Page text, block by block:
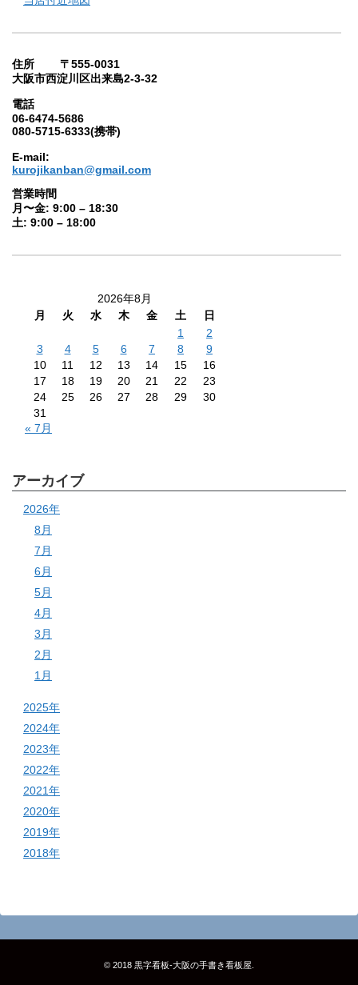
住所 〒555-0031
大阪市西淀川区出来島2-3-32
電話
06-6474-5686
080-5715-6333(携帯)
E-mail:
kurojikanban@gmail.com
営業時間
月〜金: 9:00 – 18:30
土: 9:00 – 18:00
2026年8月
月
火 水 木 金 土
日
1
2
3
4 5 6 7 8
9
10
11 12 13 14 15
16
17
18 19 20 21 22
23
24
25 26 27 28 29
30
31
« 7月
アーカイブ
2026年
8月
7月
6月
5月
4月
3月
2月
1月
2025年
2024年
2023年
2022年
2021年
2020年
2019年
2018年
© 2018 黒字看板‐大阪の手書き看板屋